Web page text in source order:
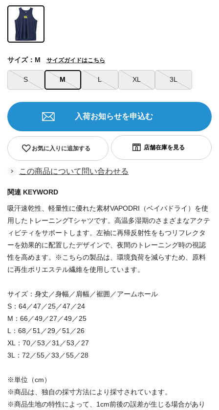
S M L XL 3L
サイズ：M サイズガイドはこちら
お気に入りに追加する
入荷お知らせを申込む
この商品について問い合わせる
関連 KEYWORD
吸汗速乾性、軽量性に優れた素材VAPODRI（ベイパドライ）を使
用したトレーニングTシャツです。高温多湿期のさまざまなアクテ
ィビティをサポートします。左袖に再帰反射性をもつリフレクタ
ーを効果的に配置したデザインで、夜間のトレーニング時の視認
性を高めます。※こちらの製品は、環境負荷を減らすため、原料
に再生ポリエステル繊維を使用しています。
サイズ：身丈／身幅／肩幅／裾囲／アームホール
S：64／47／25／47／24
M：66／49／27／49／25
L：68／51／29／51／26
XL：70／53／31／53／27
3L：72／55／33／55／28
※単位（cm）
※商品は、独自の採寸方法により採寸されています。
※商品生地の特性によって、1cm前後の誤差が生じる場合があり